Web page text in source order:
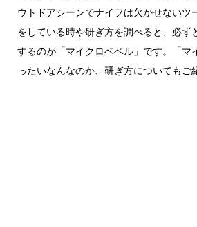
ウトドアシーンでナイフは欠かせないツ
をしている時や研ぎ方を調べると、必ず
するのが「マイクロベベル」です。「マ
ったいなんなのか、研ぎ方についてもご